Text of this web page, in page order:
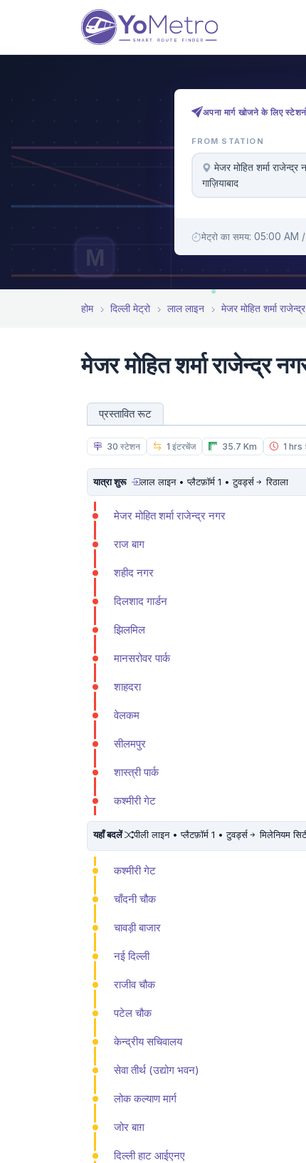
M
अपना मार्ग खोजने के लिए
FROM STATION
मे‌‌जर मोहित शर्मा राजेन्द्र
गाज़ियाबाद
मेट्रो का समय: 05:00 AM /
होम दिल्ली मेट्रो लाल लाइन मे‌‌जर मोहित शर्मा
मे‌‌जर मोहित शर्मा राजेन्द्र
प्रस्तावित रूट
30 स्टेशन 1 इंटरचेंज 35.7 Km 1 hrs
यात्रा शुरू लाल लाइन • प्लैटफ़ॉर्म 1 • टुवर्ड्स रिठाला
मे‌‌जर मोहित शर्मा राजेन्द्र नगर
राज बाग
शहीद नगर
दिलशाद गार्डन
झिलमिल
मानसरोवर पार्क
शाहदरा
वेलकम
सीलमपुर
शास्त्री पार्क
कश्मीरी गेट
यहाँ बदलें पीली लाइन • प्लैटफ़ॉर्म 1 • टुवर्ड्स मिलेनियम
कश्मीरी गेट
चाँदनी चौक
चावड़ी बाजार
नई दिल्ली
राजीव चौक
पटेल चौक
केन्द्रीय सचिवालय
सेवा तीर्थ (उद्योग भवन)
लोक कल्याण मार्ग
जोर बाग़
दिल्ली हाट आईएनए